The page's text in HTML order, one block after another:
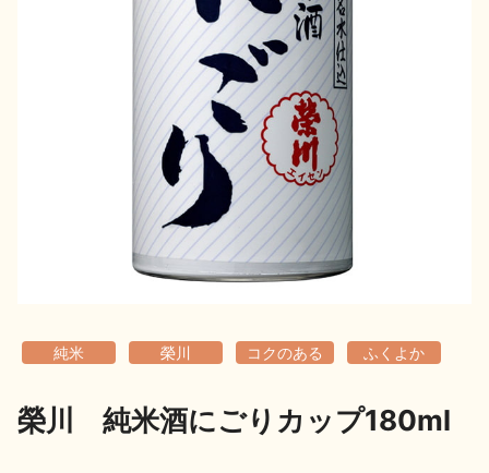
地酒カタログ
地酒解体新書
純米 榮川 コクのある ふくよか
榮川 純米酒にごりカップ180ml